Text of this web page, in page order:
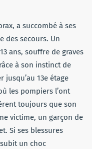
a succombé à ses
des secours. Un
ans, souffre de graves
à son instinct de
jusqu’au 13e étage
les pompiers l’ont
toujours que son
victime, un garçon de
Si ses blessures
un choc